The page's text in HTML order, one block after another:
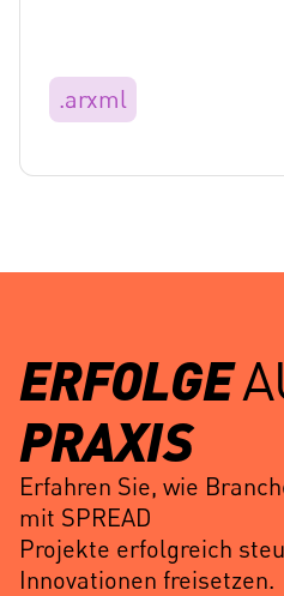
.arxml
ERFOLGE
PRAXIS
Erfahren Sie, wie
mit SPREAD
Projekte erfolgreich
Innovationen freisetzen.